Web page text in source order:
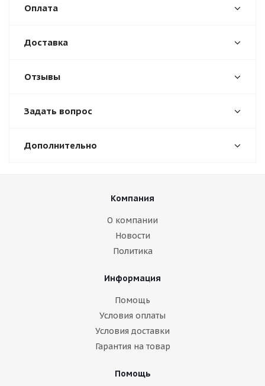
Оплата
Доставка
Отзывы
Задать вопрос
Дополнительно
Компания
О компании
Новости
Политика
Информация
Помощь
Условия оплаты
Условия доставки
Гарантия на товар
Помощь